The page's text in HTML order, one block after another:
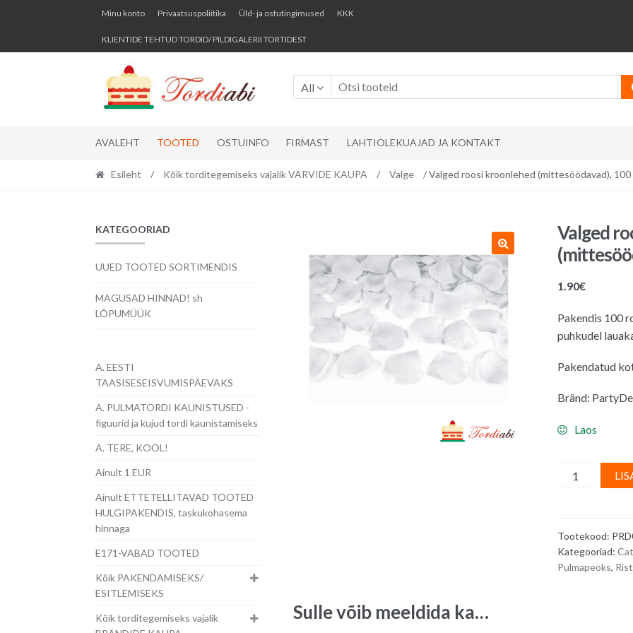
Skip
navigation
Skip
content
Minu konto Privaatsuspoliitika Üld- ja ostutingimused KKK
KLIENTIDE TEHTUD TORDID/ PILDIGALERII TORTIDEST
All
AVALEHT TOOTED OSTUINFO FIRMAST LAHTIOLEKUAJAD JA KONTAKT
Esileht / Kõik torditegemiseks vajalik VÄRVIDE KAUPA / Valge / Valged roosi kroonlehed (mittesöödavad),
Valged
1.90€
Pakendis 100
puhkudel
Pakendatud
Bränd:
Laos
Valged
100
tk/
Tootekood:
Kategooriad:
Pulmapeoks,
Sulle võib meeldida ka…
KATEGOORIAD
UUED TOOTED SORTIMENDIS
MAGUSAD HINNAD! sh
LÕPUMÜÜK
A. EESTI
TAASISESEISVUMISPÄEVAKS
A. PULMATORDI KAUNISTUSED -
figuurid ja kujud tordi kaunistamiseks
A. TERE, KOOL!
Ainult 1 EUR
Ainult ETTETELLITAVAD TOOTED
HULGIPAKENDIS, taskukohasema
hinnaga
E171-VABAD TOOTED
Kõik PAKENDAMISEKS/
ESITLEMISEKS
Kõik torditegemiseks vajalik